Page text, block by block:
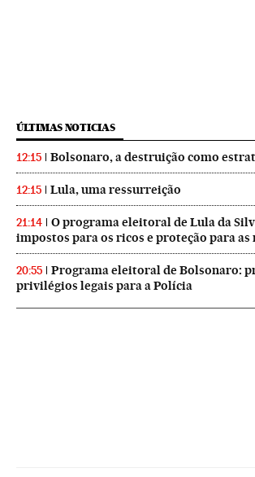
ÚLTIMAS NOTICIAS
12:15 Bolsonaro, a destruição como
12:15 Lula, uma ressurreição
21:14
O programa eleitoral de Lula da
impostos para os ricos e proteção para
20:55
Programa eleitoral de Bolsonaro:
privilégios legais para a Polícia